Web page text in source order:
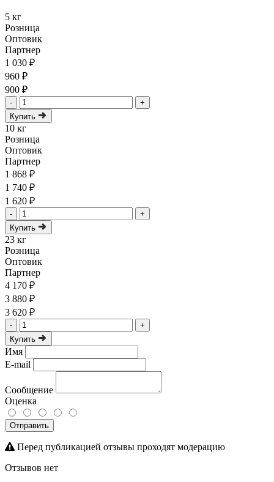
5 кг
Розница
Оптовик
Партнер
1 030 ₽
960 ₽
900 ₽
-
+
Купить
10 кг
Розница
Оптовик
Партнер
1 868 ₽
1 740 ₽
1 620 ₽
-
+
Купить
23 кг
Розница
Оптовик
Партнер
4 170 ₽
3 880 ₽
3 620 ₽
-
+
Купить
Имя
E-mail
Сообщение
Оценка
Отправить
Перед публикацией отзывы проходят модерацию
Отзывов нет